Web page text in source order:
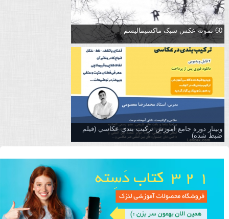
60 نمونه عکس سبک ماکسیمالیسم
وبینار دوره جامع آموزش تركيب بندي عكاسي (فیلم
ضبط شده)